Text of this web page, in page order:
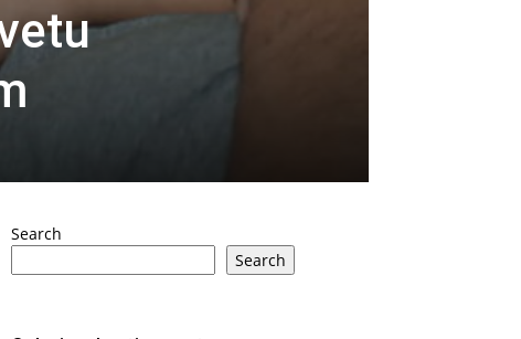
Search
Search